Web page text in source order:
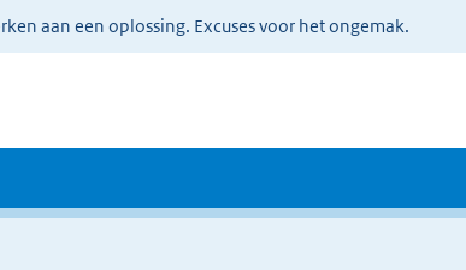
aan een oplossing. Excuses voor het ongemak.